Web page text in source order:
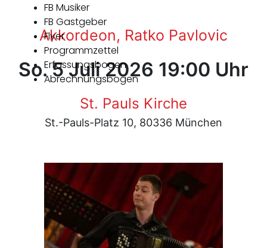
FB Musiker
FB Gastgeber
Flyer
Programmzettel
Erfassungsbogen
Abrechnungsbogen
Akkordeon, Ratko Pavlovic
So. 5 Juli 2026 19:00 Uhr
St. Pauls Kirche
St.-Pauls-Platz 10, 80336 München